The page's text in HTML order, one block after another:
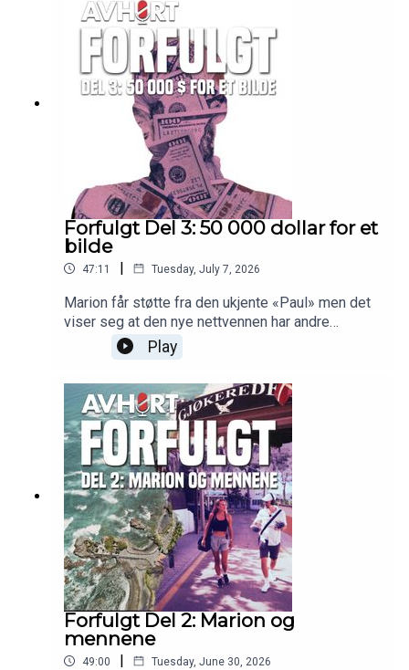
Forfulgt Del 3: 50 000 dollar for et
bilde
47:11 | Tuesday, July 7, 2026
Marion får støtte fra den ukjente «Paul» men det
viser seg at den nye nettvennen har andre
hensikter.
Play
Forfulgt Del 2: Marion og
mennene
49:00 | Tuesday, June 30, 2026